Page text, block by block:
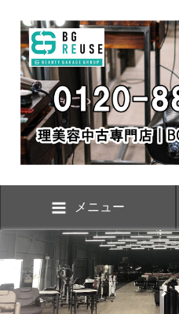
メニュー